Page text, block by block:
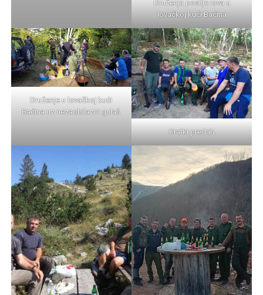
Druženja poslije lova u
lovačkoj kući Baćina
Druženje u lovačkoj kući
Baćina uz nezaobilazni gulaš
Kratki predah